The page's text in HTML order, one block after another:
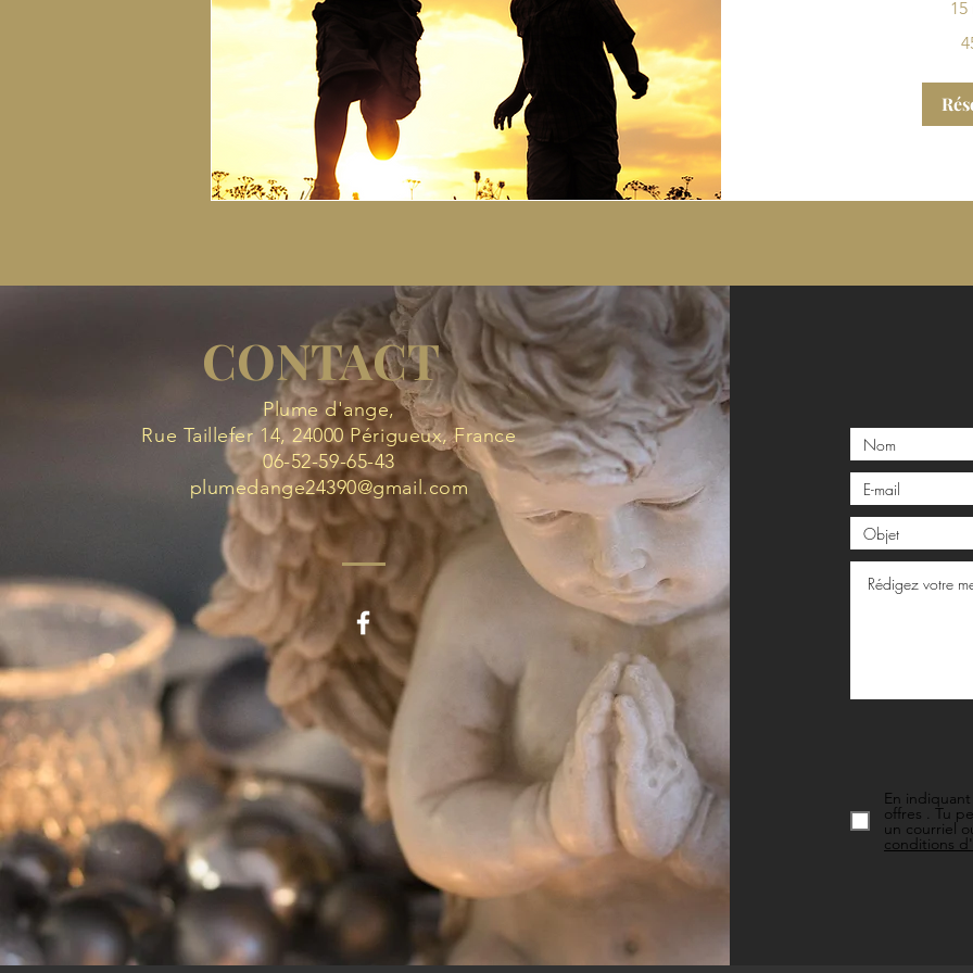
15
CONTACT
Plume d'ange,
Rue Taillefer 14, 24000 Périgueux, France
06-52-59-65-43
plumedange24390@gmail.com
En
offres . Tu
un courriel
conditions